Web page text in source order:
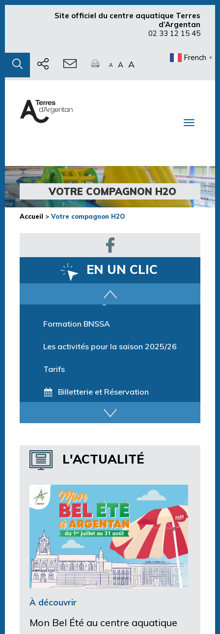
Site officiel du centre aquatique Terres
d’Argentan
02 33 12 15 45
A A A
French ▼
Toggle
VOTRE COMPAGNON H2O
Accueil > Votre compagnon H2O
EN UN CLIC
Billetterie et Réservation
Horaires espace détente
Horaires centre aquatique
L'ACTUALITÉ
À découvrir
Mon Bel Été au centre aquatique